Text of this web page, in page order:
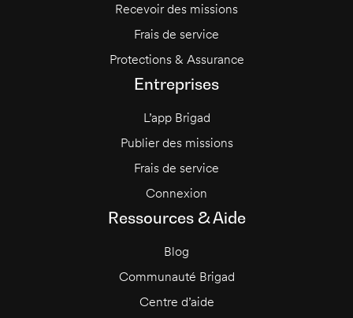
Recevoir des missions
Frais de service
Protections & Assurance
Entreprises
L’app Brigad
Publier des missions
Frais de service
Connexion
Ressources & Aide
Blog
Communauté Brigad
Centre d’aide